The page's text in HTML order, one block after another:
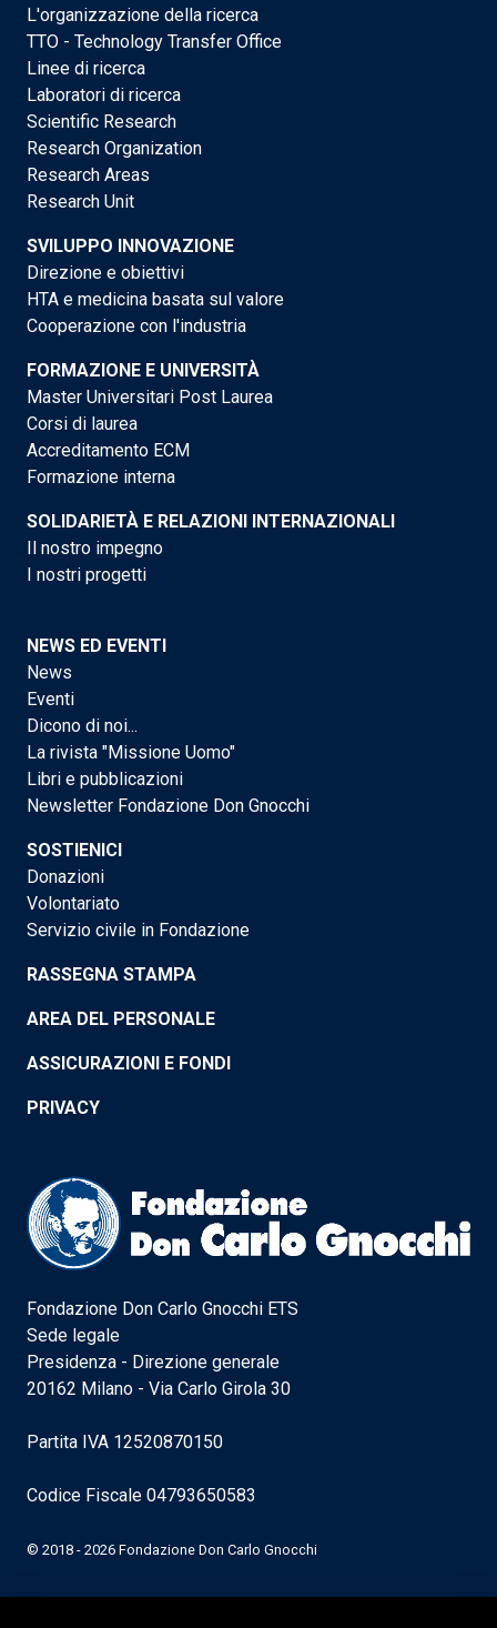
L'organizzazione della ricerca
TTO - Technology Transfer Office
Linee di ricerca
Laboratori di ricerca
Scientific Research
Research Organization
Research Areas
Research Unit
SVILUPPO INNOVAZIONE
Direzione e obiettivi
HTA e medicina basata sul valore
Cooperazione con l'industria
FORMAZIONE E UNIVERSITÀ
Master Universitari Post Laurea
Corsi di laurea
Accreditamento ECM
Formazione interna
SOLIDARIETÀ E RELAZIONI INTERNAZIONALI
Il nostro impegno
I nostri progetti
NEWS ED EVENTI
News
Eventi
Dicono di noi...
La rivista "Missione Uomo"
Libri e pubblicazioni
Newsletter Fondazione Don Gnocchi
SOSTIENICI
Donazioni
Volontariato
Servizio civile in Fondazione
RASSEGNA STAMPA
AREA DEL PERSONALE
ASSICURAZIONI E FONDI
PRIVACY
Fondazione Don Carlo Gnocchi ETS
Sede legale
Presidenza - Direzione generale
20162 Milano - Via Carlo Girola 30
Partita IVA 12520870150
Codice Fiscale 04793650583
© 2018 - 2026 Fondazione Don Carlo Gnocchi